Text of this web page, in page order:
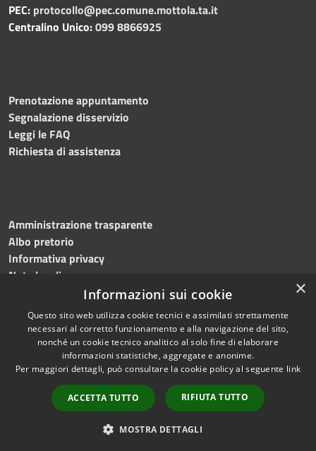
PEC: protocollo@pec.comune.mottola.ta.it
Centralino Unico:099 8866925
Prenotazione appuntamento
Segnalazione disservizio
Leggi le FAQ
Richiesta di assistenza
Amministrazione trasparente
Albo pretorio
Informativa privacy
Note legali
Dichiarazione di accessibilità
Accessibilità
Copyright © 2026 • Comune di
Mottola • Powered by
Municipium•
Accesso
redazione
×
Informazioni sui cookie
Questo sito web utilizza cookie tecnici e assimilati strettamente
necessari al corretto funzionamento e alla navigazione del sito,
nonché un cookie tecnico analitico al solo fine di elaborare
informazioni statistiche, aggregate e anonime.
Per maggiori dettagli, può consultare la cookie policy al seguente link
ACCETTA TUTTO RIFIUTA TUTTO
MOSTRA DETTAGLI